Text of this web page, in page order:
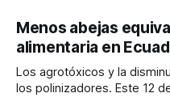
Menos abejas
alimentaria en
Los agrotóxicos y la
los polinizadores. Este 12